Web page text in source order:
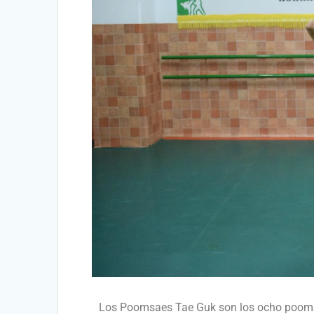
Los Poomsaes Tae Guk son los ocho